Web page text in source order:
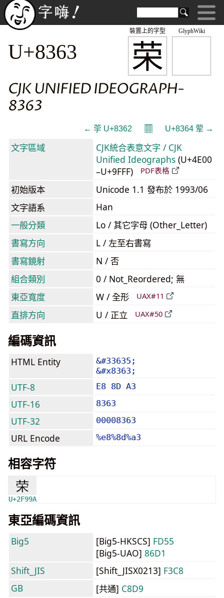
GlyphWiki
荣
裝置上的字型
U+8363
CJK UNIFIED IDEOGRAPH-
8363
← 荢 U+8362 𝄜 U+8364 荤 →
文字區域
CJK統合表意文字 / CJK
Unified Ideographs (U+4E00
–U+9FFF)
PDF表格
初始版本
Unicode 1.1 發布於 1993/06
文字語系
Han
一般分類
Lo / 其它字母 (Other_Letter)
書寫方向
L / 左至右書寫
書寫鏡射
N / 否
組合類別
0 / Not_Reordered; 無
東亞寬度
W / 全形 UAX#11
直排方向 U / 正立 UAX#50
編碼資訊
HTML Entity
&#33635;
&#x8363;
UTF-8 E8 8D A3
UTF-16 8363
UTF-32 00008363
URL Encode %e8%8d%a3
相容字符
荣
U+2F99A
東亞編碼資訊
Big5 [Big5-HKSCS] FD55
[Big5-UAO] 86D1
Shift_JIS
[Shift_JISX0213] F3C8
GB
[共通] C8D9